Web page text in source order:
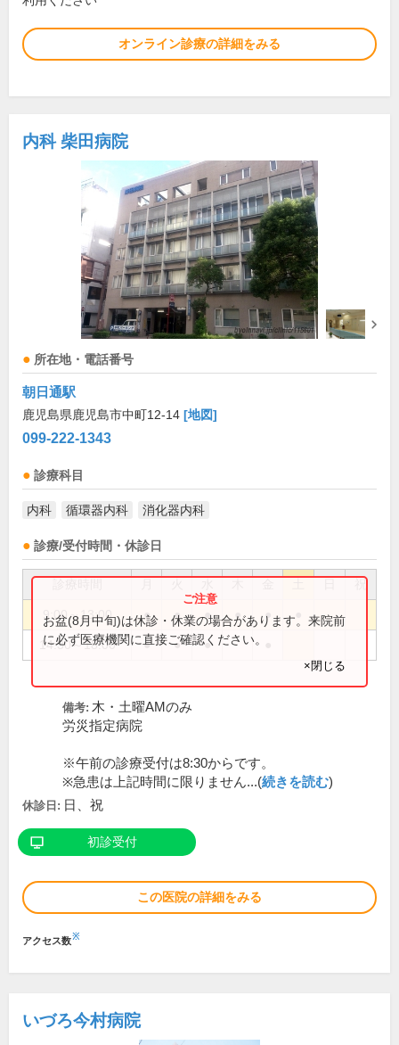
オンライン診療の詳細をみる
内科 柴田病院
所在地・電話番号
朝日通駅
鹿児島県鹿児島市中町12-14 [地図]
099-222-1343
診療科目
内科 循環器内科 消化器内科
診療/受付時間・休診日
祝
9:00～13:00 ● ● ● ● ●
14:30～18:00 ● ● ●
お盆(8月中旬)は休診・休業の場合があります。来院前
に必ず医療機関に直接ご確認ください。
×閉じる
備考: 木・土曜AMのみ
労災指定病院
※午前の診療受付は8:30からです。
※急患は上記時間に限りません...(続きを読む)
休診日: 日、祝
初診受付
この医院の詳細をみる
アクセス数※
いづろ今村病院